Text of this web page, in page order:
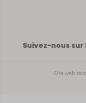
Suivez-nous
Site web